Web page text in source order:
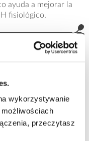
wykorzystywanie
przeczytasz
ayuda a mejorar la
fisiológico.
Cocamidopropyl
Quercus Robur
DEA, PEG-